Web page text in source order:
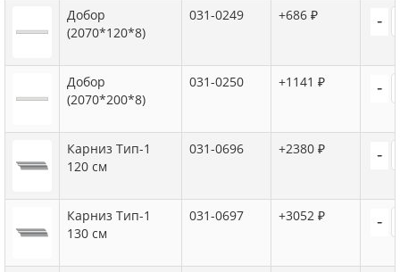
Добор
(2070*120*8)
031-0249 +686 ₽ -
Добор
(2070*200*8)
031-0250 +1141 ₽ -
Карниз Тип-1
120 см
031-0696 +2380 ₽ -
Карниз Тип-1
130 см
031-0697 +3052 ₽ -